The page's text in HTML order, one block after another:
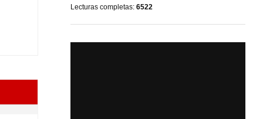
Lecturas completas: 6522